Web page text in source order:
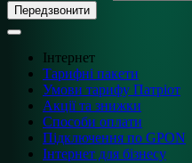
Передзвонити
Інтернет
Тарифні пакети
Умови тарифу Патріот
Акції та знижки
Способи оплати
Підключення по GPON
Інтернет для бізнесу